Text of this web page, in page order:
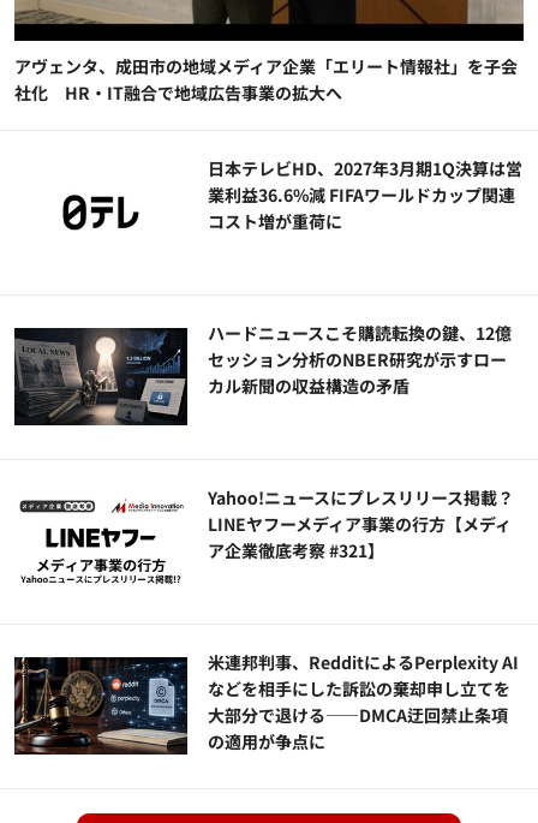
アヴェンタ、成田市の地域メディア企業「エリート情報社」を子会
社化 HR・IT融合で地域広告事業の拡大へ
日本テレビHD、2027年3月期1Q決算は営
業利益36.6%減 FIFAワールドカップ関連
コスト増が重荷に
ハードニュースこそ購読転換の鍵、12億
セッション分析のNBER研究が示すロー
カル新聞の収益構造の矛盾
Yahoo!ニュースにプレスリリース掲載？
LINEヤフーメディア事業の行方【メディ
ア企業徹底考察 #321】
米連邦判事、RedditによるPerplexity AI
などを相手にした訴訟の棄却申し立てを
大部分で退ける——DMCA迂回禁止条項
の適用が争点に